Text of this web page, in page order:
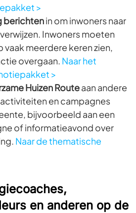
>
berichtenin om inwoners naar
Inwoners moeten
meerdere keren zien,
overgaan. Naar het
>
Huizen Routeaan andere
en campagnes
bijvoorbeeld aan een
of informatieavond over
Naar de thematische
en anderen op de